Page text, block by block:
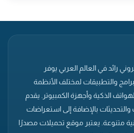
رائد في العالم العربي يوفر
والتطبيقات لمختلف الأنظمة
الذكية وأجهزة الكمبيوتر. يقدم
بالإضافة إلى استعراضات
متنوعة. يعتبر موقع تحميلات مصدرًا